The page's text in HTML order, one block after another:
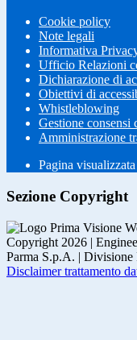
Cookie policy
Note legali
Informativa
Ufficio Relazioni
Dichiarazione di
Obiettivi di
Whistleblowing
Gestione consensi
Amministrazione
Pagina visualizzata
Sezione Copyright
Copyright 2026 |
Parma S.p.A. |
Disclaimer trattamento